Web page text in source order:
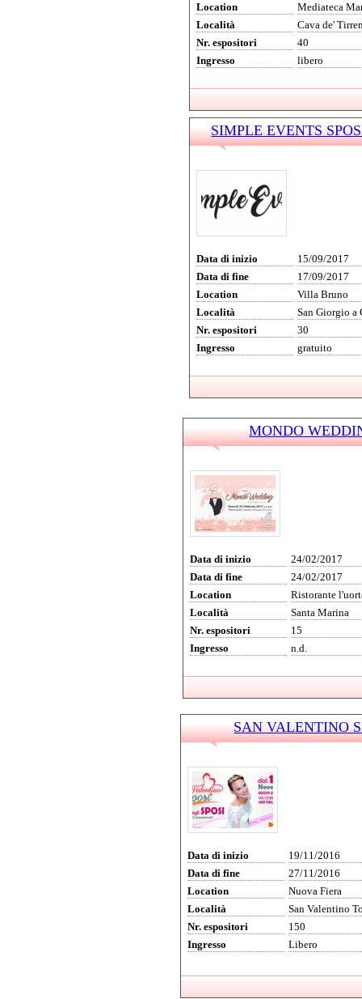
Location
Mediateca
Località
Cava de'
Nr. espositori
40
Ingresso
libero
SIMPLE EVENTS
Data di inizio
15/09/2017
Data di fine
17/09/2017
Location
Villa Bruno
Località
San Giorgio a
Nr. espositori
30
Ingresso
gratuito
MONDO
Data di inizio
24/02/2017
Data di fine
24/02/2017
Location
Ristorante
Località
Santa Marina
Nr. espositori
15
Ingresso
n.d.
SAN VALENTINO
Data di inizio
19/11/2016
Data di fine
27/11/2016
Location
Nuova Fiera
Località
San Valentino
Nr. espositori
150
Ingresso
Libero